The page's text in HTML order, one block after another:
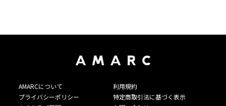
AMARCについて
利用規約
プライバシーポリシー
特定商取引法に基づく表示